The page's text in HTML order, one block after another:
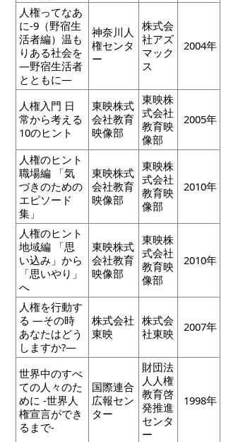
人権ってなあ
に-9（野宿生
活者編）温も
りある社会を
―野宿生活者
とともに―
神奈川人
権センタ
ー
株式会
社アズ
マック
ス
2004年
人権入門 日
常から考える
10のヒント
東映株式
会社教育
映像部
東映株
式会社
教育映
像部
2005年
人権のヒント
職場編 「気
づきのための
エピソード
集」
東映株式
会社教育
映像部
東映株
式会社
教育映
像部
2010年
人権のヒント
地域編 「思
い込み」から
「思いやり」
へ
東映株式
会社教育
映像部
東映株
式会社
教育映
像部
2010年
人権を行動す
る ―その時
あなたはどう
しますか?―
株式会社
東映
株式会
社東映
2007年
世界中のすべ
ての人々のた
めに -世界人
権宣言ができ
るまで-
国際連合
広報セン
ター
財団法
人人権
教育啓
発推進
センタ
ー
1998年